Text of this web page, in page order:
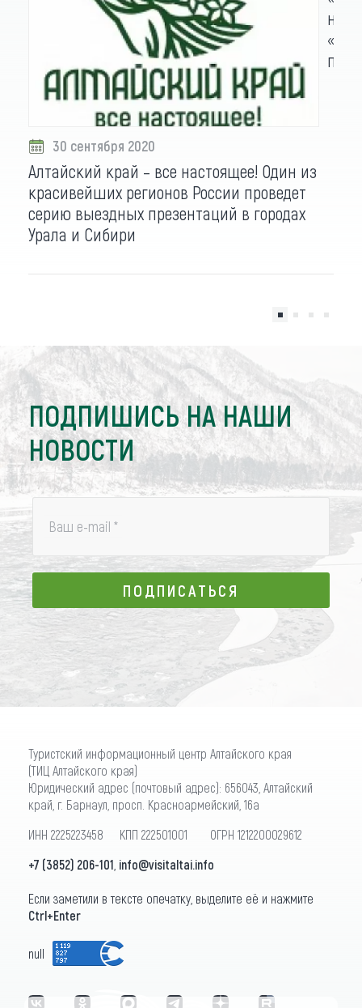
30 сентября 2020
Алтайский край – все настоящее! Один из
красивейших регионов России проведет
серию выездных презентаций в городах
Урала и Сибири
нам
ПОДПИШИСЬ НА НАШИ
НОВОСТИ
Ваш e-mail *
ПОДПИСАТЬСЯ
ПОДПИСАТЬСЯ
Туристский информационный центр Алтайского края
(ТИЦ Алтайского края)
Юридический адрес (почтовый адрес): 656043, Алтайский
край, г. Барнаул, просп. Красноармейский, 16а
ИНН 2225223458 КПП 222501001 ОГРН 1212200029612
+7 (3852) 206-101 info@visitaltai.info
Если заметили в тексте опечатку, выделите её и нажмите
Ctrl+Enter
null